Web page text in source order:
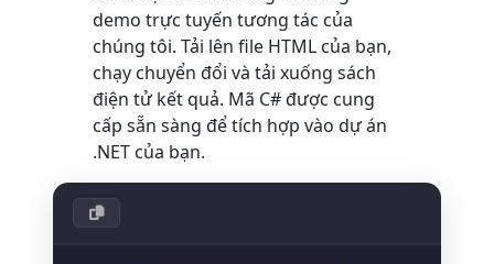
demo trực tuyến tương tác của
chúng tôi. Tải lên file HTML của bạn,
chạy chuyển đổi và tải xuống sách
điện tử kết quả. Mã C# được cung
cấp sẵn sàng để tích hợp vào dự án
.NET của bạn.